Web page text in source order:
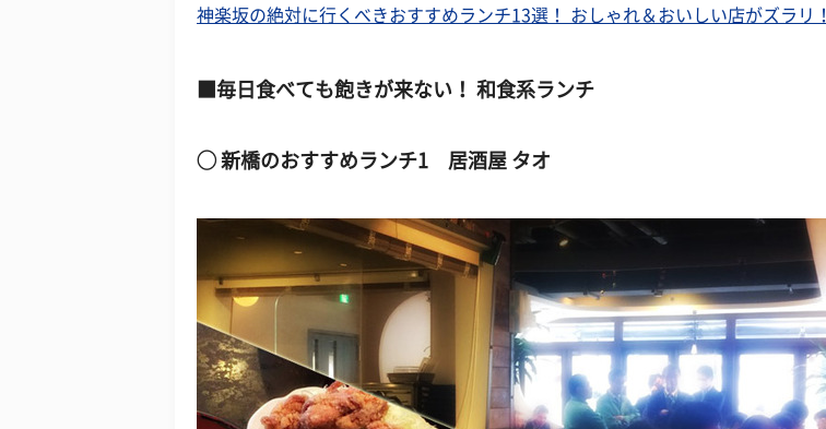
神楽坂の絶対に行くべきおすすめランチ13選！ おしゃれ＆おいしい店がズラリ！
■毎日食べても飽きが来ない！ 和食系ランチ
◯ 新橋のおすすめランチ1 居酒屋 タオ